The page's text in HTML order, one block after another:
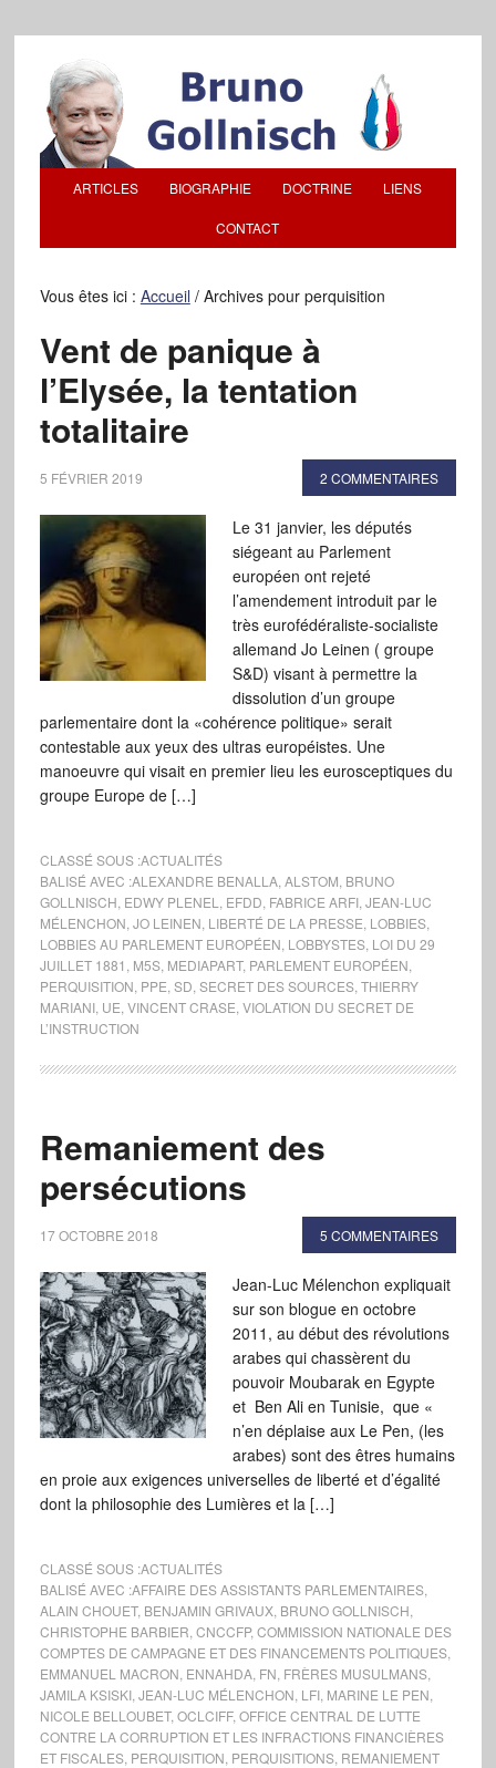
ARTICLES BIOGRAPHIE DOCTRINE LIENS
CONTACT
Vous êtes ici : Accueil /Archives pour perquisition
Vent de panique à
l’Elysée, la tentation
totalitaire
5 FÉVRIER 2019 2 COMMENTAIRES
Le 31 janvier, les députés
siégeant au Parlement
européen ont rejeté
l’amendement introduit par le
très eurofédéraliste-socialiste
allemand Jo Leinen ( groupe
S&D) visant à permettre la
dissolution d’un groupe
parlementaire dont la «cohérence politique» serait
contestable aux yeux des ultras européistes. Une
manoeuvre qui visait en premier lieu les eurosceptiques du
groupe Europe de […]
CLASSÉ SOUS :ACTUALITÉS
BALISÉ AVEC :ALEXANDRE BENALLA, ALSTOM BRUNO
GOLLNISCH EDWY PLENEL EFDD FABRICE ARFI, JEAN-LUC
MÉLENCHON JO LEINEN LIBERTÉ DE LA PRESSE LOBBIES,
LOBBIES AU PARLEMENT EUROPÉEN LOBBYSTES, LOI DU 29
JUILLET 1881 M5S, MEDIAPART, PARLEMENT EUROPÉEN
PERQUISITION PPE SD SECRET DES SOURCES, THIERRY
MARIANI, UE VINCENT CRASE VIOLATION DU SECRET DE
L’INSTRUCTION
Remaniement des
persécutions
17 OCTOBRE 2018 5 COMMENTAIRES
Jean-Luc Mélenchon expliquait
sur son blogue en octobre
2011, au début des révolutions
arabes qui chassèrent du
pouvoir Moubarak en Egypte
et Ben Ali en Tunisie, que «
n’en déplaise aux Le Pen, (les
arabes) sont des êtres humains
en proie aux exigences universelles de liberté et d’égalité
dont la philosophie des Lumières et la […]
CLASSÉ SOUS :ACTUALITÉS
BALISÉ AVEC :AFFAIRE DES ASSISTANTS PARLEMENTAIRES,
ALAIN CHOUET, BENJAMIN GRIVAUX, BRUNO GOLLNISCH
CHRISTOPHE BARBIER CNCCFP, COMMISSION NATIONALE DES
COMPTES DE CAMPAGNE ET DES FINANCEMENTS POLITIQUES,
EMMANUEL MACRON ENNAHDA, FN FRÈRES MUSULMANS,
JAMILA KSISKI, JEAN-LUC MÉLENCHON LFI, MARINE LE PEN
NICOLE BELLOUBET, OCLCIFF, OFFICE CENTRAL DE LUTTE
CONTRE LA CORRUPTION ET LES INFRACTIONS FINANCIÈRES
ET FISCALES, PERQUISITION PERQUISITIONS, REMANIEMENT